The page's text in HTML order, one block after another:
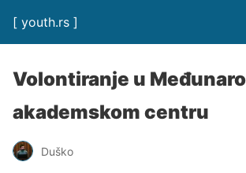
[ youth.rs ]
Volontiranje u
akademskom centru
Duško